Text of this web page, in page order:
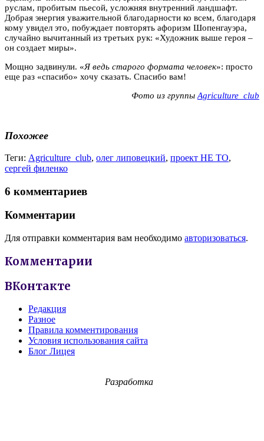
руслам, пробитым пьесой, усложняя внутренний ландшафт.
Добрая энергия уважительной благодарности ко всем, благодаря
кому увидел это, побуждает повторять афоризм Шопенгауэра,
случайно вычитанный из третьих рук: «Художник выше героя –
он создает миры».
Мощно задвинули. «Я ведь старого формата человек»: просто
еще раз «спасибо» хочу сказать. Спасибо вам!
Фото из группы Agriculture_club
Похожее
Теги: Agriculture_club, олег липовецкий, проект НЕ ТО,
сергей филенко
6 комментариев
Комментарии
Для отправки комментария вам необходимо авторизоваться.
Комментарии
ВКонтакте
Редакция
Разное
Правила комментирования
Условия использования сайта
Блог Лицея
Разработка